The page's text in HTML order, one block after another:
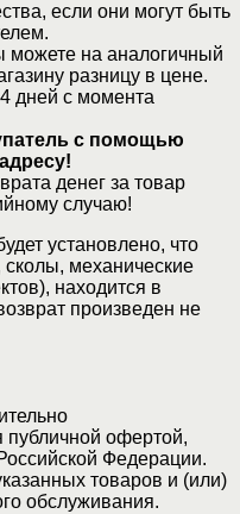
если они могут быть
можете на аналогичный
разницу в цене.
дней с момента
с помощью
денег за товар
случаю!
установлено, что
механические
находится в
произведен не
публичной офертой,
Федерации.
товаров и (или)
обслуживания.